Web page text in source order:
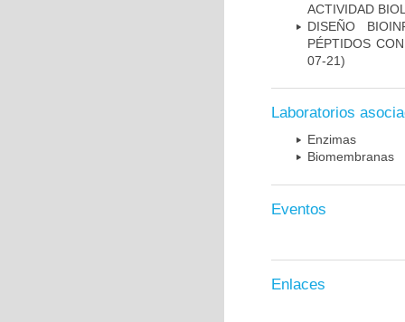
ACTIVIDAD
DISEÑO
PÉPTIDOS
07-21)
Laboratorios
Enzimas
Biomembranas
Eventos
Enlaces